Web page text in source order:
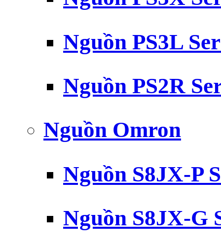
Nguồn PS3L
Nguồn PS2R
Nguồn Omron
Nguồn S8JX-P
Nguồn S8JX-G